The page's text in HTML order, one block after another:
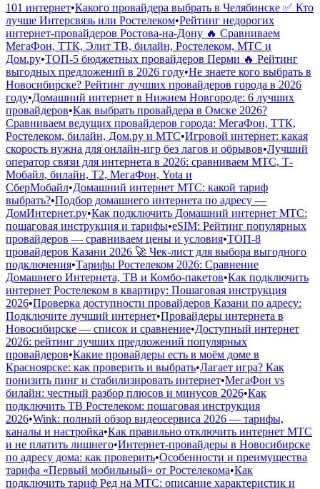
101 интернет•Какого провайдера выбрать в Челябинске ✅ Кто
лучше Интерсвязь или Ростелеком•Рейтинг недорогих
интернет-провайдеров Ростова-на-Дону 🔥 Сравниваем
МегаФон, ТТК, Элит ТВ, билайн, Ростелеком, МТС и
Дом.ру•ТОП-5 бюджетных провайдеров Перми 🔥 Рейтинг
выгодных предложений в 2026 году•Не знаете кого выбрать в
Новосибирске? Рейтинг лучших провайдеров города в 2026
году•Домашний интернет в Нижнем Новгороде: 6 лучших
провайдеров•Как выбрать провайдера в Омске 2026?
Сравниваем ведущих провайдеров города: МегаФон, ТТК,
Ростелеком, билайн, Дом.ру и МТС•Игровой интернет: какая
скорость нужна для онлайн-игр без лагов и обрывов•Лучший
оператор связи для интернета в 2026: сравниваем МТС, Т-
Мобайл, билайн, Т2, МегаФон, Yota и
СберМобайл•Домашний интернет МТС: какой тариф
выбрать?•Подбор домашнего интернета по адресу —
ДомИнтернет.ру•Как подключить Домашний интернет МТС:
пошаговая инструкция и тарифы•eSIM: Рейтинг популярных
провайдеров — сравниваем цены и условия•ТОП-8
провайдеров Казани 2026 🚀 Чек-лист для выбора выгодного
подключения•Тарифы Ростелеком 2026: Сравнение
Домашнего Интернета, ТВ и Комбо-пакетов•Как подключить
интернет Ростелеком в квартиру: Пошаговая инструкция
2026•Проверка доступности провайдеров Казани по адресу:
Подключите лучший интернет•Провайдеры интернета в
Новосибирске — список и сравнение•Доступный интернет
2026: рейтинг лучших предложений популярных
провайдеров•Какие провайдеры есть в моём доме в
Красноярске: как проверить и выбрать•Лагает игра? Как
понизить пинг и стабилизировать интернет•МегаФон vs
билайн: честный разбор плюсов и минусов 2026•Как
подключить ТВ Ростелеком: пошаговая инструкция
2026•Wink: полный обзор видеосервиса 2026 — тарифы,
каналы и настройка•Как правильно отключить интернет МТС
и не платить лишнего•Интернет-провайдеры в Новосибирске
по адресу дома: как проверить•Особенности и преимущества
тарифа «Первый мобильный» от Ростелекома•Как
подключить тариф Ред на МТС: описание характеристик и